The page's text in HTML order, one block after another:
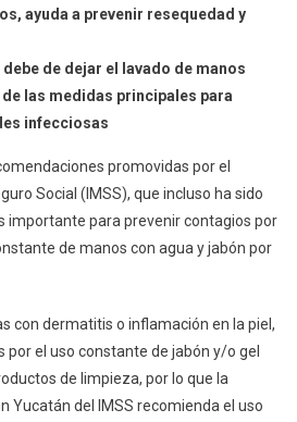
ayuda a prevenir resequedad y
de dejar el lavado de manos
las medidas principales para
infecciosas
promovidas por el
Social (IMSS), que incluso ha sido
importante para prevenir contagios por
de manos con agua y jabón por
con dermatitis o inflamación en la piel,
el uso constante de jabón y/o gel
de limpieza, por lo que la
Yucatán del IMSS recomienda el uso